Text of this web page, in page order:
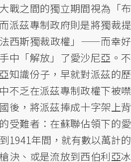
戰之間的獨立期間視為「布
派茲專制政府則是將獨裁提
西斯獨裁政權」——而幸好
中「解放」了愛沙尼亞。不
知識份子，早就對派茲的歷
不乏在派茲專制政權下被噤
後，將派茲捧成十字架上背
受難者：在蘇聯佔領下的愛
1941年間，就有數以萬計的
決、或是流放到西伯利亞冰